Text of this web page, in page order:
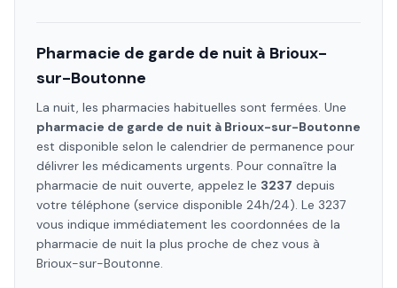
Pharmacie de garde de nuit à Brioux-
sur-Boutonne
La nuit, les pharmacies habituelles sont fermées. Une
pharmacie de garde de nuit à Brioux-sur-Boutonne
est disponible selon le calendrier de permanence pour
délivrer les médicaments urgents. Pour connaître la
pharmacie de nuit ouverte, appelez le 3237 depuis
votre téléphone (service disponible 24h/24). Le 3237
vous indique immédiatement les coordonnées de la
pharmacie de nuit la plus proche de chez vous à
Brioux-sur-Boutonne.